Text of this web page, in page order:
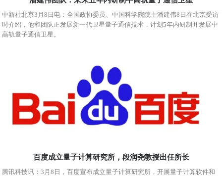
中新社北京3月8日电：全国政协委员、中国科学院院士潘建伟8日在北京受访
时介绍，他和团队正发展新一代卫星量子通信技术，计划5年内研制并发展中
高轨量子通信卫星。
百度成立量子计算研究所，段润尧教授出任所长
腾讯科技讯：3月8日，百度宣布成立量子计算研究所，开展量子计算软件和